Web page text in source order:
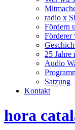
radio x
Fördern
Förderer
25 Jahre
Audio
Satzung
Kontakt
hora